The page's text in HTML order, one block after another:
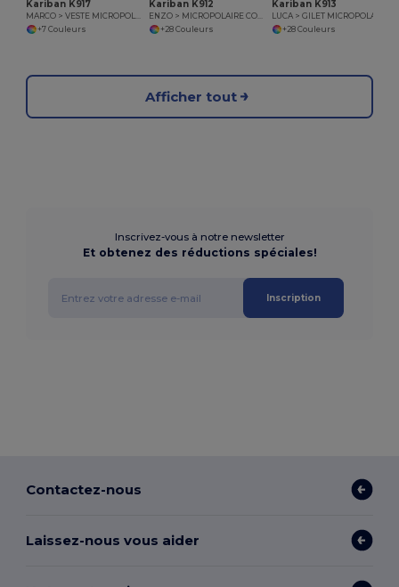
Kariban K917
MARCO > VESTE MICROPOLAIRE ZIPPÉE LOURDE
+7 Couleurs
Kariban K912
ENZO > MICROPOLAIRE COL ZIPPÉ
+28 Couleurs
Kariban K913
+28 Couleurs
Afficher tout
Inscrivez-vous à notre newsletter
Et obtenez des réductions spéciales!
Inscription
Contactez-nous
Laissez-nous vous aider